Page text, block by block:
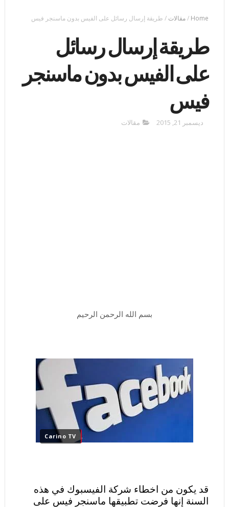
Home
/مقالات / طريقة إرسال رسائل على الفيس بدون ماسنجر فيس
طريقة إرسال رسائل
على الفيس بدون ماسنجر
فيس
ديسمبر 21, 2015 مقالات
بسم الله الرحمن الرحيم
Carino TV
قد يكون من اخطاء شركة الفيسبوك في هذه
السنة إنها فرضت تطبيقها ماسنجر فيس على